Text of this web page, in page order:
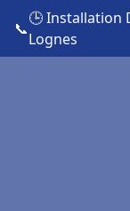
📞
🕒 Installation
Lognes